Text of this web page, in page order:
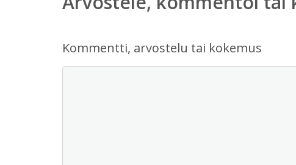
Kommentti, arvostelu tai kokemus